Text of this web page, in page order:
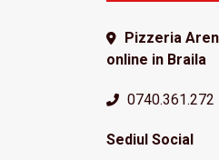
Pizzeria
online in Braila
0740.361.272
Sediul Social